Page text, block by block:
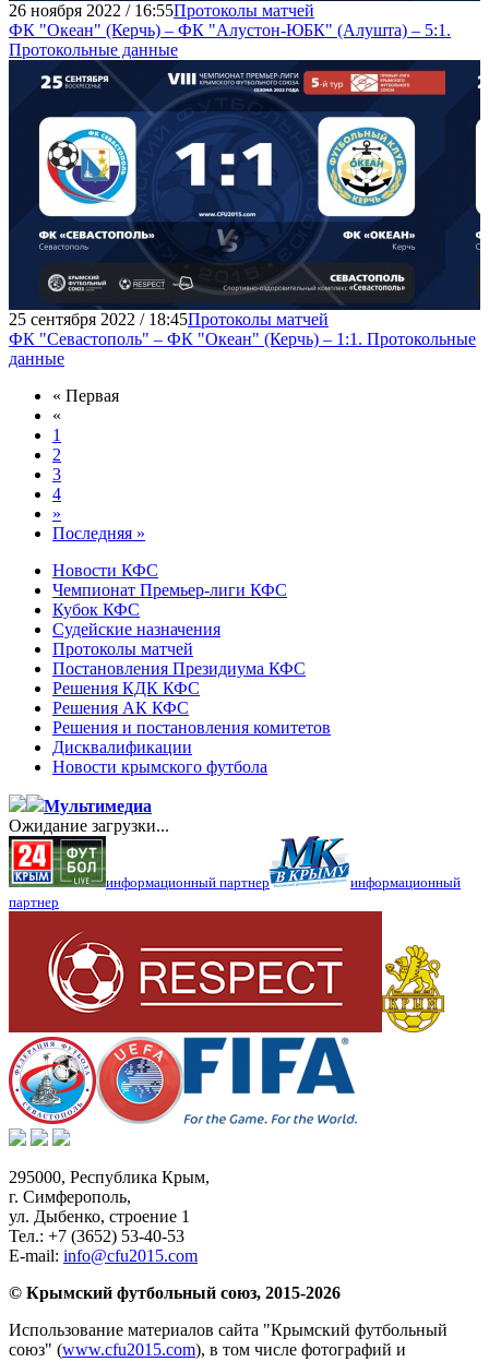
26 ноября 2022 / 16:55Протоколы матчей
ФК "Океан" (Керчь) – ФК "Алустон-ЮБК" (Алушта) – 5:1.
Протокольные данные
25 сентября 2022 / 18:45Протоколы матчей
ФК "Севастополь" – ФК "Океан" (Керчь) – 1:1. Протокольные
данные
« Первая
«
1
2
3
4
»
Последняя »
Новости КФС
Чемпионат Премьер-лиги КФС
Кубок КФС
Судейские назначения
Протоколы матчей
Постановления Президиума КФС
Решения КДК КФС
Решения АК КФС
Решения и постановления комитетов
Дисквалификации
Новости крымского футбола
Мультимедиа
Ожидание загрузки...
информационный партнер
информационный
партнер
295000, Республика Крым,
г. Симферополь,
ул. Дыбенко, строение 1
Тел.: +7 (3652) 53-40-53
E-mail: info@cfu2015.com
© Крымский футбольный союз, 2015-2026
Использование материалов сайта "Крымский футбольный
союз" (www.cfu2015.com), в том числе фотографий и